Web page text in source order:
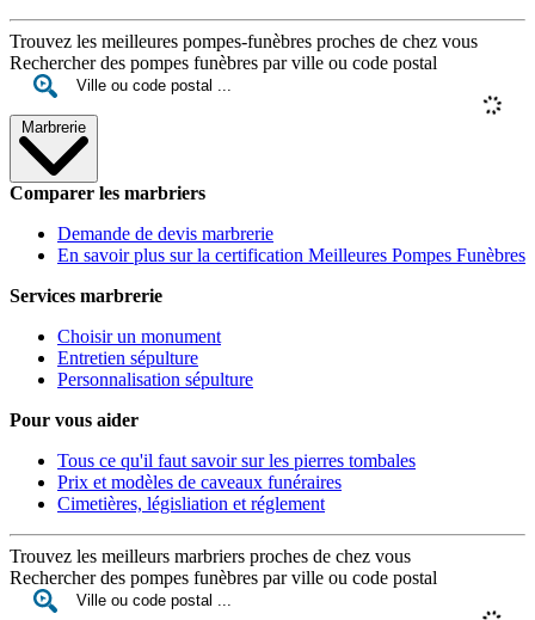
Trouvez les meilleures pompes-funèbres proches de chez vous
Rechercher des pompes funèbres par ville ou code postal
Marbrerie
Comparer les marbriers
Demande de devis marbrerie
En savoir plus sur la certification Meilleures Pompes Funèbres
Services marbrerie
Choisir un monument
Entretien sépulture
Personnalisation sépulture
Pour vous aider
Tous ce qu'il faut savoir sur les pierres tombales
Prix et modèles de caveaux funéraires
Cimetières, législiation et réglement
Trouvez les meilleurs marbriers proches de chez vous
Rechercher des pompes funèbres par ville ou code postal